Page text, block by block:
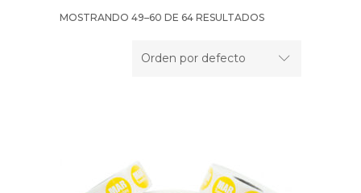
MOSTRANDO 49–60 DE 64 RESULTADOS
Orden por defecto